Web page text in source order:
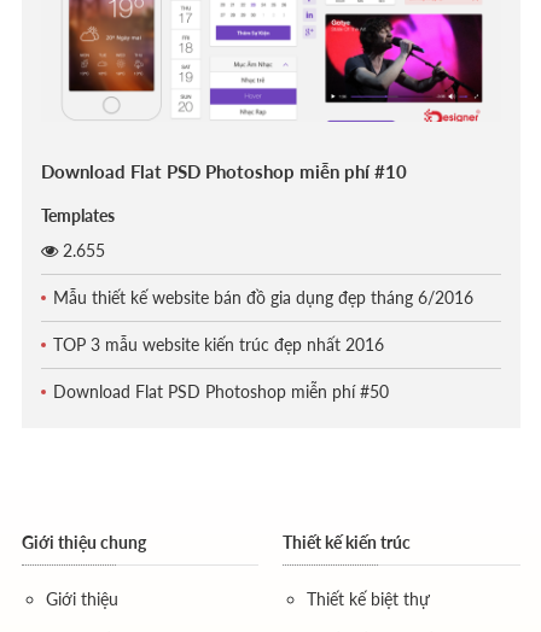
Download Flat PSD Photoshop miễn phí #10
Templates
2.655
Mẫu thiết kế website bán đồ gia dụng đẹp tháng 6/2016
TOP 3 mẫu website kiến trúc đẹp nhất 2016
Download Flat PSD Photoshop miễn phí #50
Giới thiệu chung
Giới thiệu
Thiết kế kiến trúc
Thiết kế biệt thự